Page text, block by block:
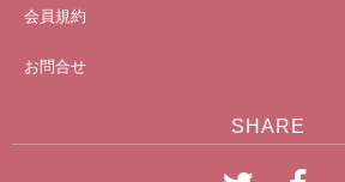
会員規約
お問合せ
SHARE